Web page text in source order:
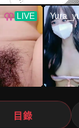
目錄